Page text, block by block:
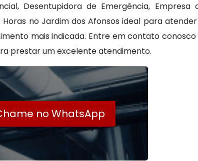
Desentupidora de Emergência, Empresa
no Jardim dos Afonsos ideal para
mais indicada. Entre em contato
prestar um excelente atendimento.
no WhatsApp